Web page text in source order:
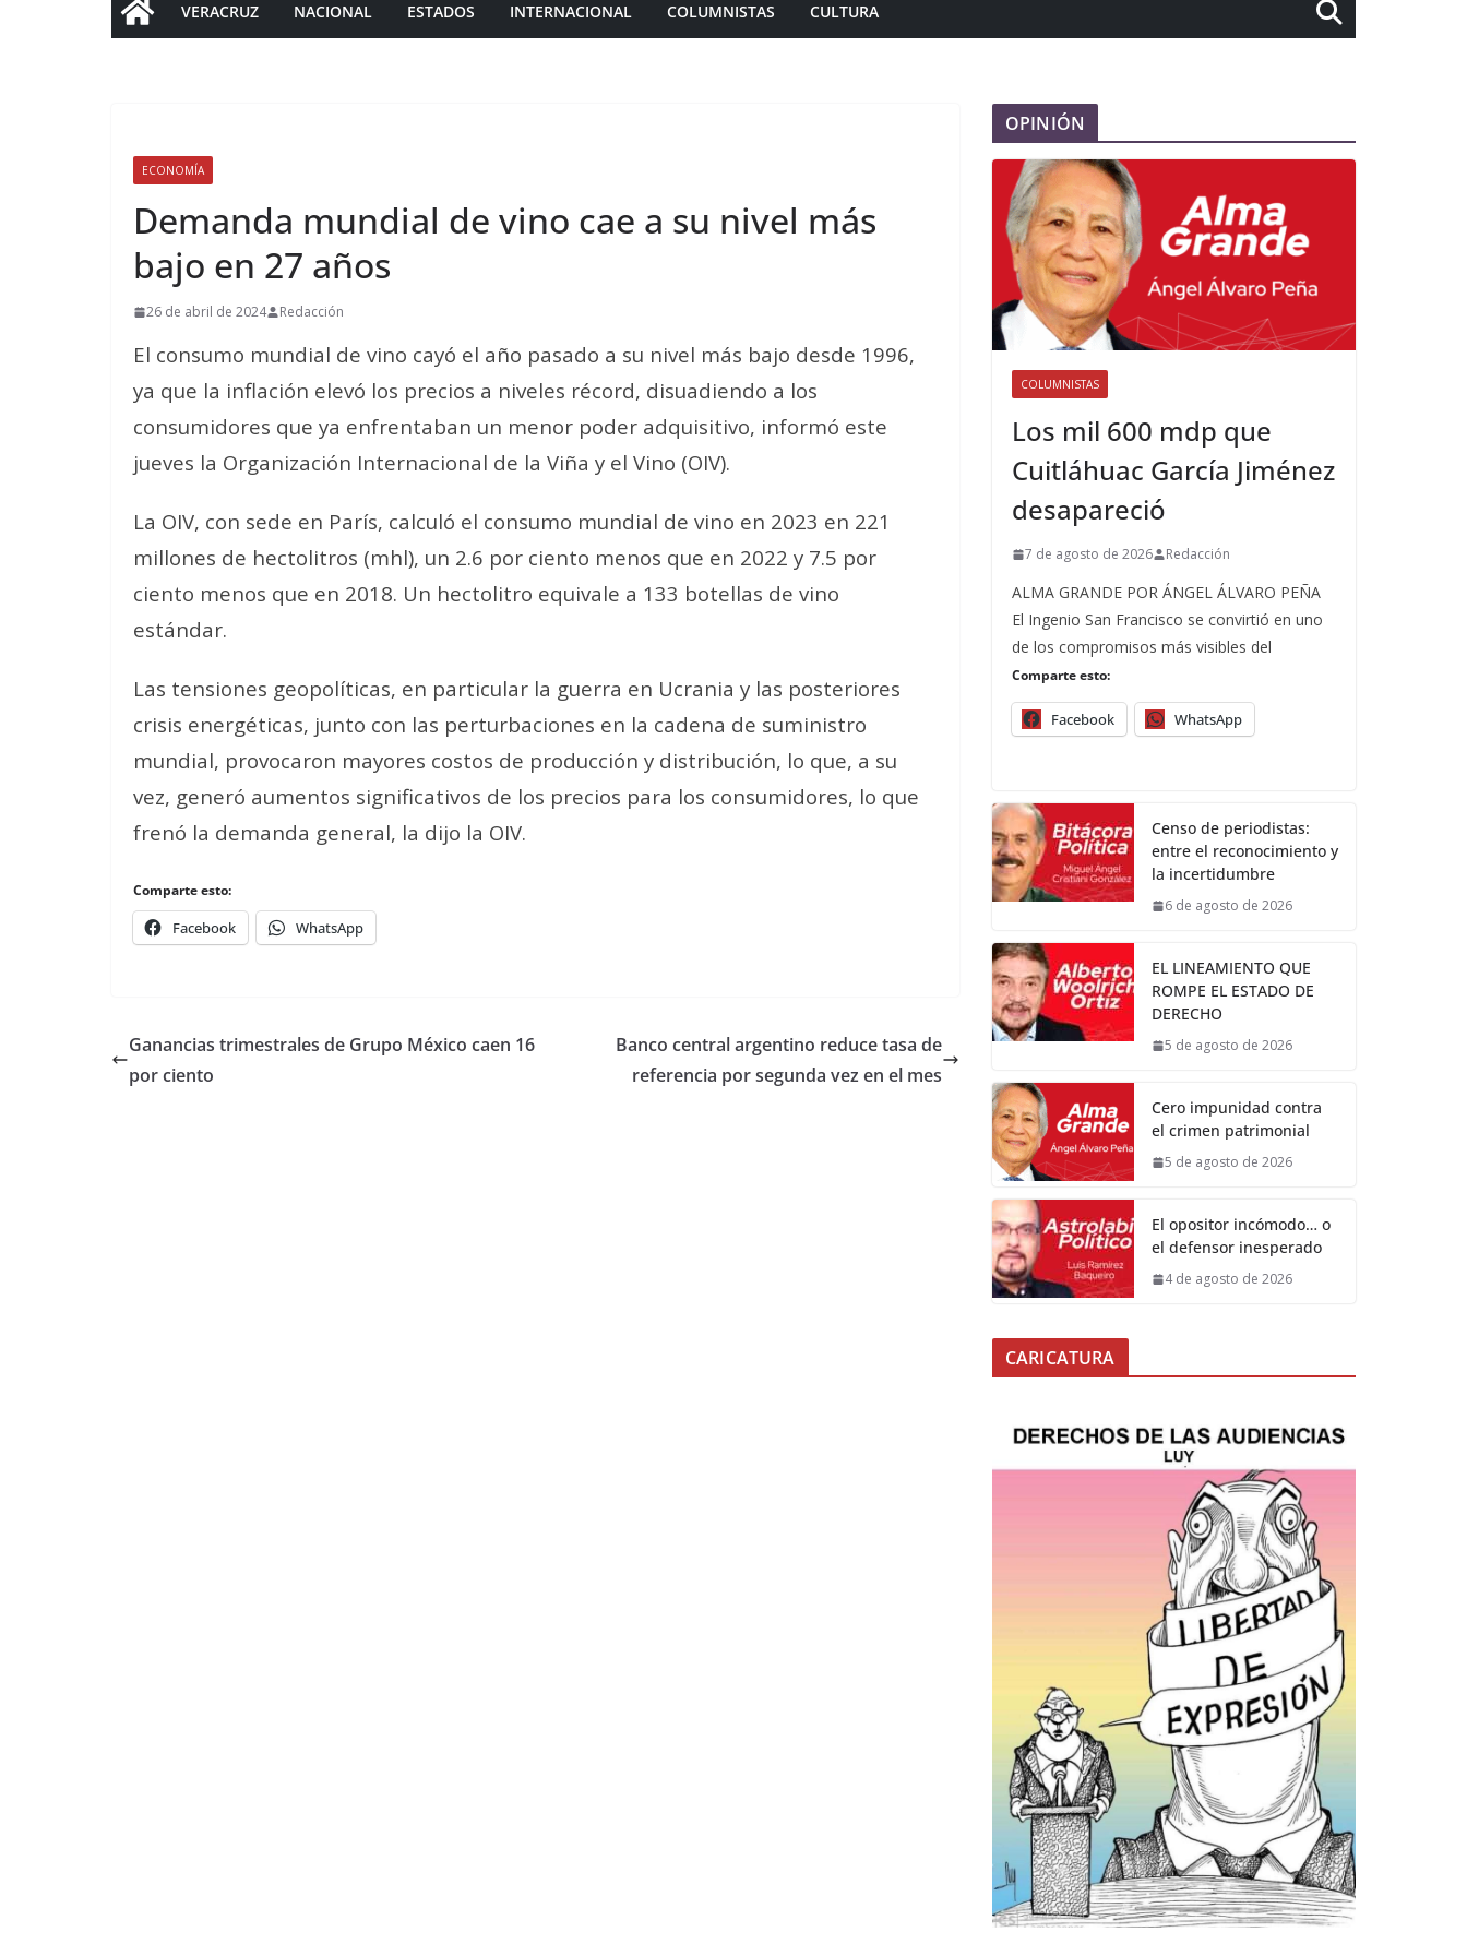
VERACRUZ NACIONAL ESTADOS INTERNACIONAL COLUMNISTAS CULTURA
ECONOMÍA
Demanda mundial de vino cae a su nivel más
bajo en 27 años
26 de abril de 2024 Redacción
El consumo mundial de vino cayó el año pasado a su nivel más bajo desde 1996,
ya que la inflación elevó los precios a niveles récord, disuadiendo a los
consumidores que ya enfrentaban un menor poder adquisitivo, informó este
jueves la Organización Internacional de la Viña y el Vino (OIV).
La OIV, con sede en París, calculó el consumo mundial de vino en 2023 en 221
millones de hectolitros (mhl), un 2.6 por ciento menos que en 2022 y 7.5 por
ciento menos que en 2018. Un hectolitro equivale a 133 botellas de vino
estándar.
Las tensiones geopolíticas, en particular la guerra en Ucrania y las posteriores
crisis energéticas, junto con las perturbaciones en la cadena de suministro
mundial, provocaron mayores costos de producción y distribución, lo que, a su
vez, generó aumentos significativos de los precios para los consumidores, lo que
frenó la demanda general, la dijo la OIV.
Comparte esto:
Facebook WhatsApp
Ganancias trimestrales de Grupo México caen 16
por ciento
Banco central argentino reduce tasa de
referencia por segunda vez en el mes
OPINIÓN
COLUMNISTAS
Los mil 600 mdp que
Cuitláhuac García Jiménez
desapareció
7 de agosto de 2026 Redacción
ALMA GRANDE POR ÁNGEL ÁLVARO PEÑA
El Ingenio San Francisco se convirtió en uno
de los compromisos más visibles del
Comparte esto:
Facebook WhatsApp
Censo de periodistas:
entre el reconocimiento y
la incertidumbre
6 de agosto de 2026
EL LINEAMIENTO QUE
ROMPE EL ESTADO DE
DERECHO
5 de agosto de 2026
Cero impunidad contra
el crimen patrimonial
5 de agosto de 2026
El opositor incómodo… o
el defensor inesperado
4 de agosto de 2026
CARICATURA